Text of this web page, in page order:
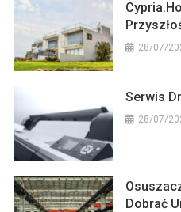
28/07/
Serwis
28/07/
Dobrać